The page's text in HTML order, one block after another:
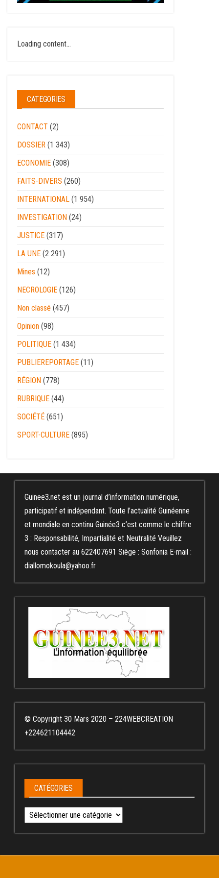
Loading content...
CATEGORIES
CONTACT (2)
DOSSIER (1 343)
ECONOMIE (308)
FAITS-DIVERS (260)
INTERNATIONAL (1 954)
INVESTIGATION (24)
JUSTICE (317)
LA UNE (2 291)
Mines (12)
NECROLOGIE (126)
Non classé (457)
Opinion (98)
POLITIQUE (1 434)
PUBLIEREPORTAGE (11)
RÉGION (778)
RUBRIQUE (44)
SOCIÉTÉ (651)
SPORT-CULTURE (895)
Guinee3.net est un journal d’information numérique,
participatif et indépendant. Toute l’actualité Guinéenne
et mondiale en continu Guinée3 c’est comme le chiffre
3 : Responsabilité, Impartialité et Neutralité Veuillez
nous contacter au 622407691 Siège : Sonfonia E-mail :
diallomokoula@yahoo.fr
© Copyright 30 Mars 2020 – 224WEBCREATION
+224621104442
CATÉGORIES
Catégories